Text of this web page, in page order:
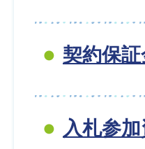
契約保
入札参